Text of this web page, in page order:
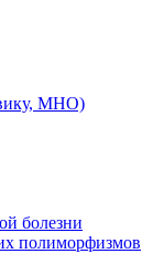
МНО)
болезни
полиморфизмов